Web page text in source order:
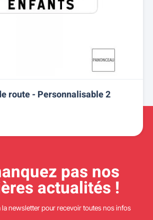
route - Personnalisable 2
pas nos
actualités !
newsletter pour recevoir toutes nos infos